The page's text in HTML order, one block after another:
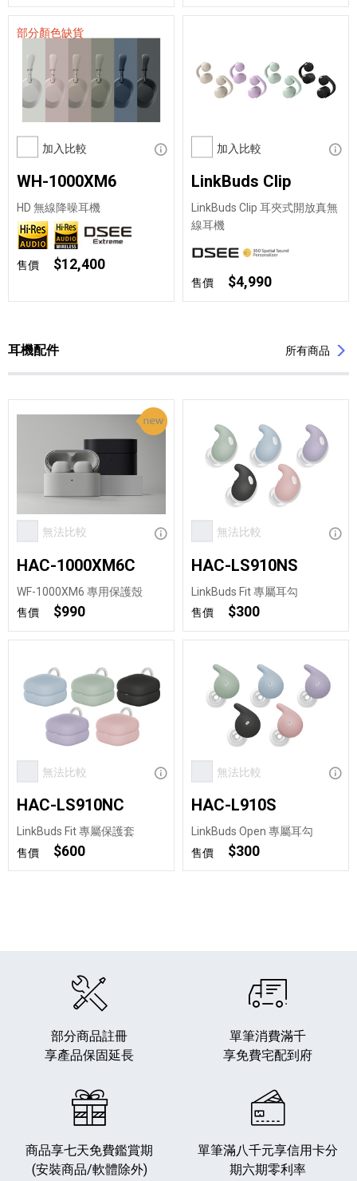
加入比較 顯示資訊
部分顏色缺貨
WH-1000XM6
HD 無線降噪耳機
售價 $12,400
加入比較 顯示
LinkBuds Clip
LinkBuds Clip 耳夾式開放真無
線耳機
售價 $4,990
耳機配件 所有商品
無法比較 顯示資訊
HAC-1000XM6C
WF-1000XM6 專用保護殼
售價
$990
無法比較 顯示
HAC-LS910NS
LinkBuds Fit 專屬耳勾
售價
$300
無法比較 顯示資訊
HAC-LS910NC
LinkBuds Fit 專屬保護套
售價
$600
無法比較 顯示
HAC-L910S
LinkBuds Open 專屬耳勾
售價
$300
部分商品註冊
享產品保固延長
單筆消費滿千
享免費宅配到府
商品享七天免費鑑賞期
(安裝商品/軟體除外)
單筆滿八千元享信用卡分
期六期零利率